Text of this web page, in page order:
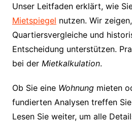
Unser Leitfaden erklärt, wie
Mietspiegel nutzen. Wir
Quartiersvergleiche und
Entscheidung unterstützen.
bei der Mietkalkulation.
Ob Sie eine Wohnungmieten
fundierten Analysen treffen
Lesen Sie weiter, um alle